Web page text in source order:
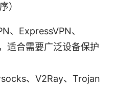
）
、ExpressVPN、
适合需要广泛设备保护
、V2Ray、Trojan